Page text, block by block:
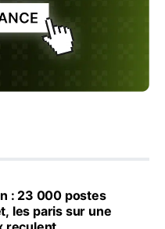
: 23 000 postes
les paris sur une